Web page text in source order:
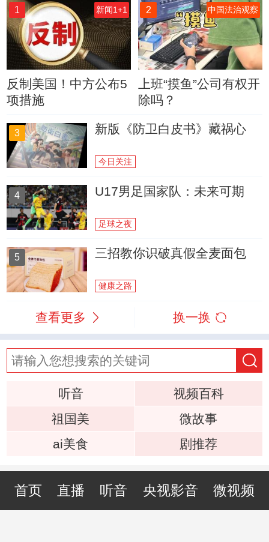
1 新闻1+1
反制美国！中方公布5
项措施
2 中国法治观察
上班“摸鱼”公司有权开
除吗？
3 新版《防卫白皮书》藏祸心
今日关注
4 U17男足国家队：未来可期
足球之夜
5 三招教你识破真假全麦面包
健康之路
查看更多 换一换
听音
视频百科
祖国美
微故事
ai美食
剧推荐
首页 直播 听音 央视影音 微视频